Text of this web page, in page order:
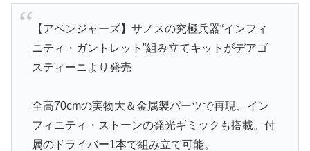
【アベンジャーズ】サノスの究極兵器“インフィ
ニティ・ガントレット”組み立てキットがデアゴ
スティーニより発売
全高70cmの実物大＆金属製パーツで再現、イン
フィニティ・ストーンの発光ギミックも搭載。付
属のドライバー1本で組み立て可能。